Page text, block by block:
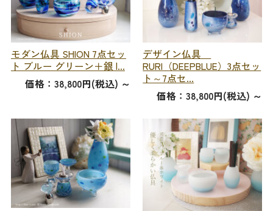
モダン仏具 SHION 7点セッ
ト ブルー グリーン＋銀 |...
価格：38,800円(税込) ～
デザイン仏具
RURI（DEEPBLUE）3点セッ
ト～7点セ...
価格：38,800円(税込) ～